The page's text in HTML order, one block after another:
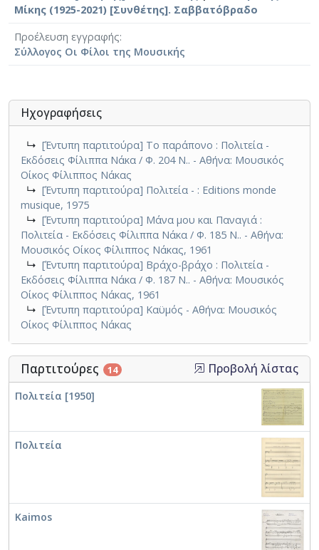
Μίκης (1925-2021) [Συνθέτης]. Σαββατόβραδο
Προέλευση εγγραφής
Σύλλογος Οι Φίλοι της Μουσικής
Ηχογραφήσεις
↳ [Έντυπη παρτιτούρα] Το παράπονο : Πολιτεία -
Εκδόσεις Φίλιππα Νάκα / Φ. 204 Ν.. - Αθήνα: Μουσικός
Οίκος Φίλιππος Νάκας
↳ [Έντυπη παρτιτούρα] Πολιτεία - : Editions monde
musique, 1975
↳ [Έντυπη παρτιτούρα] Μάνα μου και Παναγιά :
Πολιτεία - Εκδόσεις Φίλιππα Νάκα / Φ. 185 Ν.. - Αθήνα:
Μουσικός Οίκος Φίλιππος Νάκας, 1961
↳ [Έντυπη παρτιτούρα] Βράχο-βράχο : Πολιτεία -
Εκδόσεις Φίλιππα Νάκα / Φ. 187 Ν.. - Αθήνα: Μουσικός
Οίκος Φίλιππος Νάκας, 1961
↳ [Έντυπη παρτιτούρα] Καϋμός - Αθήνα: Μουσικός
Οίκος Φίλιππος Νάκας
Παρτιτούρες 14 Προβολή λίστας
Πολιτεία [1950]
Πολιτεία
Kaimos